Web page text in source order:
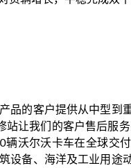
品的客户提供从中型到
让我们的客户售后服
沃尔沃卡车在全球交
设备、海洋及工业用途